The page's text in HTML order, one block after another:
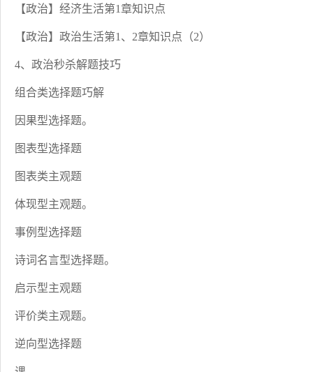
【政治】经济生活第1章知识点
【政治】政治生活第1、2章知识点（2）
4、政治秒杀解题技巧
组合类选择题巧解
因果型选择题。
图表型选择题
图表类主观题
体现型主观题。
事例型选择题
诗词名言型选择题。
启示型主观题
评价类主观题。
逆向型选择题